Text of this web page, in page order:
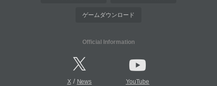
ゲームダウンロード
Official Information
X/ News YouTube